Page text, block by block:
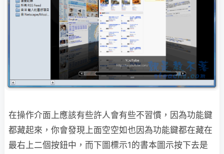
在操作介面上應該有些許人會有些不習慣，因為功能鍵
都藏起來，你會發現上面空空如也因為功能鍵都在藏在
最右上二個按鈕中，而下圖標示1的書本圖示按下去是